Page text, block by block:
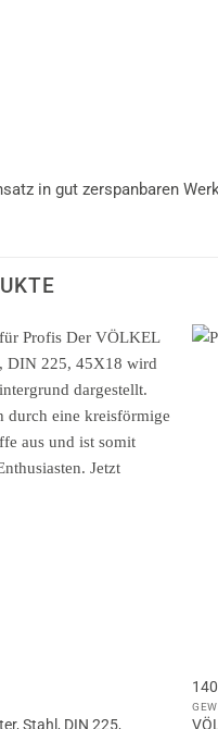
in gut zerspanbaren
Stahl, DIN 225,